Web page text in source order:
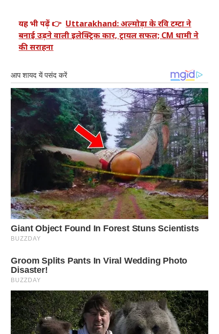
यह भी पढ़ें 👉 Uttarakhand: अल्मोड़ा के रवि टम्टा ने
बनाई उड़ने वाली इलेक्ट्रिक कार, ट्रायल सफल; CM धामी ने
की सराहना